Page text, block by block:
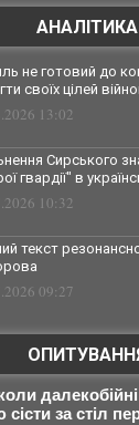
АНАЛІТИКА
не готовий до
своїх цілей
13:02
Сирського
гвардії" в
10:32
текст
09:27
далекобійні
за стіл